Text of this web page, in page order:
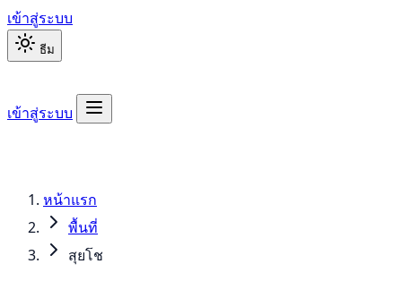
เข้าสู่ระบบ
ธีม
เข้าสู่ระบบ
หน้าแรก
พื้นที่
สุยโช